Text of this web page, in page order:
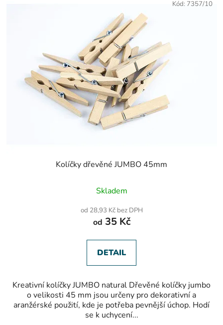
Kolíčky dřevěné JUMBO 45mm
Skladem
od 28,93 Kč bez DPH
od 35 Kč
DETAIL
Kreativní kolíčky JUMBO natural Dřevěné kolíčky jumbo
o velikosti 45 mm jsou určeny pro dekorativní a
aranžérské použití, kde je potřeba pevnější úchop. Hodí
se k uchycení...
Kód: 7357/10